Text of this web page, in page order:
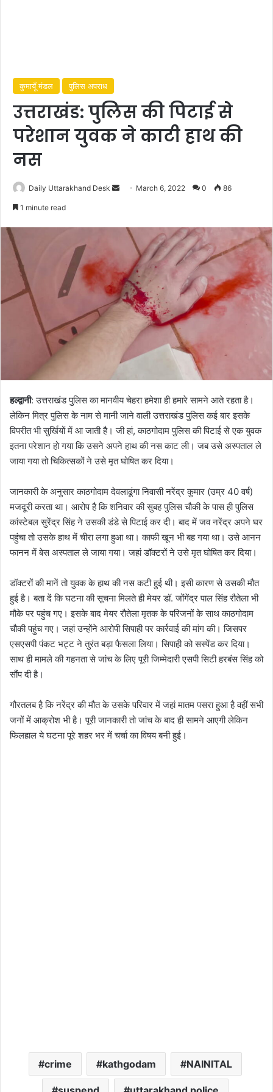
कुमायूँ मंडल पुलिस अपराध
उत्तराखंड: पुलिस की पिटाई से
परेशान युवक ने काटी हाथ की
नस
Daily Uttarakhand Desk
Send March 6, 2022 0 86
1 minute read
हल्द्वानी: उत्तराखंड पुलिस का मानवीय चेहरा हमेशा ही हमारे सामने आते रहता है।
लेकिन मित्र पुलिस के नाम से मानी जाने वाली उत्तराखंड पुलिस कई बार इसके
विपरीत भी सुर्खियों में आ जाती है। जी हां, काठगोदाम पुलिस की पिटाई से एक युवक
इतना परेशान हो गया कि उसने अपने हाथ की नस काट ली। जब उसे अस्पताल ले
जाया गया तो चिकित्सकों ने उसे मृत घोषित कर दिया।
जानकारी के अनुसार काठगोदाम देवलाढूंगा निवासी नरेंद्र कुमार (उम्र 40 वर्ष)
मजदूरी करता था। आरोप है कि शनिवार की सुबह पुलिस चौकी के पास ही पुलिस
कांस्टेबल सुरेंद्र सिंह ने उसकी डंडे से पिटाई कर दी। बाद में जव नरेंद्र अपने घर
पहुंचा तो उसके हाथ में चीरा लगा हुआ था। काफी खून भी बह गया था। उसे आनन
फानन में बेस अस्पताल ले जाया गया। जहां डॉक्टरों ने उसे मृत घोषित कर दिया।
डॉक्टरों की मानें तो युवक के हाथ की नस कटी हुई थी। इसी कारण से उसकी मौत
हुई है। बता दें कि घटना की सूचना मिलते ही मेयर डॉ. जोंगेंद्र पाल सिंह रौतेला भी
मौके पर पहुंच गए। इसके बाद मेयर रौतेला मृतक के परिजनों के साथ काठगोदाम
चौकी पहुंच गए। जहां उन्होंने आरोपी सिपाही पर कार्रवाई की मांग की। जिसपर
एसएसपी पंकट भट्ट ने तुरंत बड़ा फैसला लिया। सिपाही को सस्पेंड कर दिया।
साथ ही मामले की गहनता से जांच के लिए पूरी जिम्मेदारी एसपी सिटी हरबंस सिंह को
सौंप दी है।
गौरतलब है कि नरेंद्र की मौत के उसके परिवार में जहां मातम पसरा हुआ है वहीं सभी
जनों में आक्रोश भी है। पूरी जानकारी तो जांच के बाद ही सामने आएगी लेकिन
फिलहाल ये घटना पूरे शहर भर में चर्चा का विषय बनी हुई।
crime kathgodam NAINITAL